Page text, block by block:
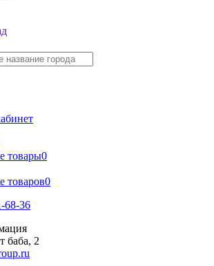
товары0
товаров0
68-36
баба, 2